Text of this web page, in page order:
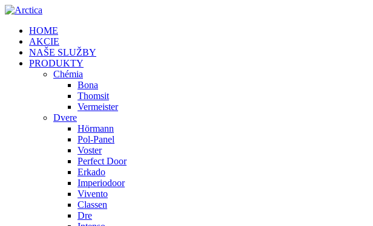
HOME
AKCIE
NAŠE SLUŽBY
PRODUKTY
Chémia
Bona
Thomsit
Vermeister
Dvere
Hörmann
Pol-Panel
Voster
Perfect Door
Erkado
Imperiodoor
Vivento
Classen
Dre